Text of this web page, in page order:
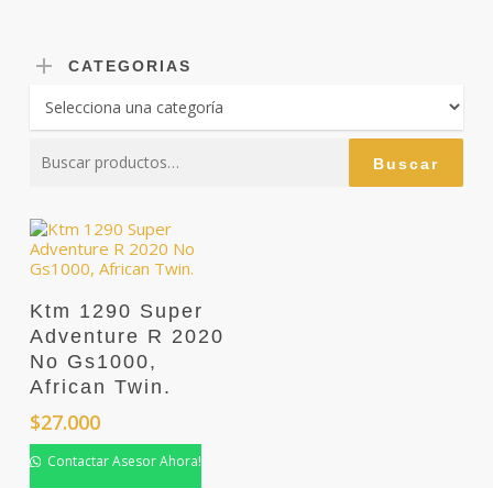
CATEGORIAS
por:
Buscar
Ktm 1290 Super
Adventure R 2020
No Gs1000,
African Twin.
$27.000
Contactar Asesor Ahora!